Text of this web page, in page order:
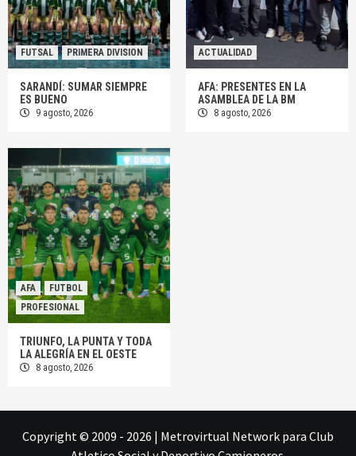
FUTSAL PRIMERA DIVISION
SARANDÍ: SUMAR SIEMPRE
ES BUENO
9 agosto, 2026
ACTUALIDAD
AFA: PRESENTES EN LA
ASAMBLEA DE LA BM
8 agosto, 2026
AFA
FUTBOL
PROFESIONAL
TRIUNFO, LA PUNTA Y TODA
LA ALEGRÍA EN EL OESTE
8 agosto, 2026
Copyright © 2009 - 2026 | Metrovirtual Network para Club